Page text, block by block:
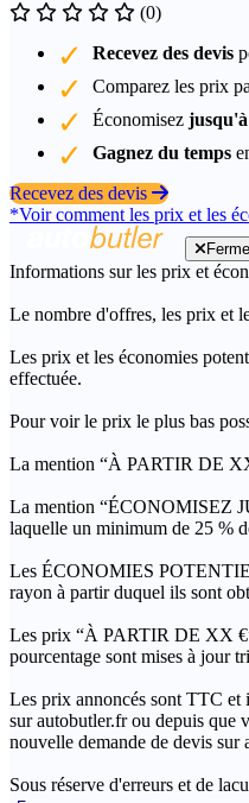
(0)
Recevez des devis
Comparez les prix
Économisez
Gagnez du temps
Recevez des devis
*Voir comment les prix et les
Informations sur les prix et
Le nombre d'offres, les prix et
Les prix et les économies
effectuée.
Pour voir le prix le plus bas
La mention “À PARTIR DE
La mention “ÉCONOMISEZ
laquelle un minimum de 25 %
Les ÉCONOMIES
rayon à partir duquel ils sont
Les prix “À PARTIR DE XX €”
pourcentage sont mises à jour
Les prix annoncés sont TTC et
sur autobutler.fr ou depuis que
nouvelle demande de devis
Sous réserve d'erreurs et de